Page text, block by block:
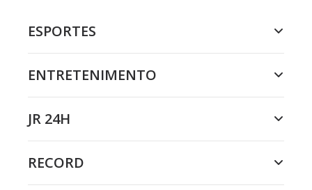
ESPORTES
ENTRETENIMENTO
JR 24H
RECORD